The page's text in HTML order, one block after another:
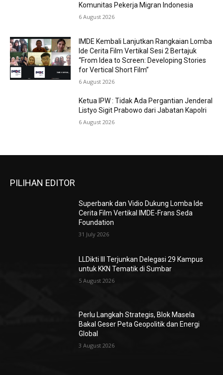
Komunitas Pekerja Migran Indonesia
6 August 2026
IMDE Kembali Lanjutkan Rangkaian Lomba
Ide Cerita Film Vertikal Sesi 2 Bertajuk
“From Idea to Screen: Developing Stories
for Vertical Short Film”
6 August 2026
Ketua IPW : Tidak Ada Pergantian Jenderal
Listyo Sigit Prabowo dari Jabatan Kapolri
6 August 2026
PILIHAN EDITOR
Superbank dan Vidio Dukung Lomba Ide
Cerita Film Vertikal IMDE-Frans Seda
Foundation
31 July 2026
LLDikti III Terjunkan Delegasi 29 Kampus
untuk KKN Tematik di Sumbar
5 August 2026
Perlu Langkah Strategis, ​Blok Masela
Bakal Geser Peta Geopolitik dan Energi
Global
3 August 2026